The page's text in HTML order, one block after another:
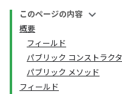
このページの内容
概要
フィールド
パブリック コンストラクタ
パブリック メソッド
フィールド